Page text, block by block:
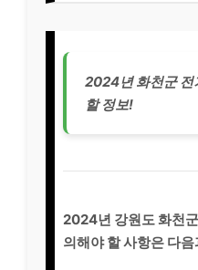
2024년 화천군 전
할 정보!
2024년 강원도 화천
의해야 할 사항은 다